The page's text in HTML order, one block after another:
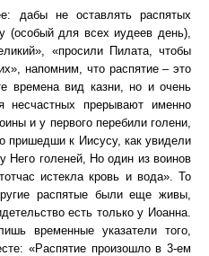
дабы не оставлять распятых
(особый для всех иудеев день),
«просили Пилата, чтобы
напомним, что распятие – это
времена вид казни, но и очень
несчастных прерывают именно
и у первого перебили голени,
пришедши к Иисусу, как увидели
Него голеней, Но один из воинов
истекла кровь и вода». То
распятые были еще живы,
есть только у Иоанна.
временные указатели того,
«Распятие произошло в 3-ем